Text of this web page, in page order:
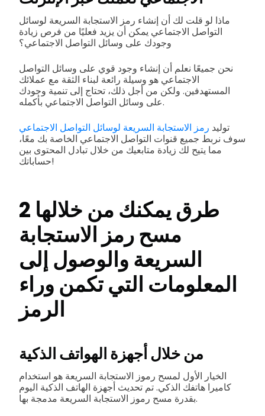
ماذا لو قلت لك أن إنشاء رمز الاستجابة السريعة لوسائل
التواصل الاجتماعي يمكن أن يزيد فعليًا من فرص زيادة
وجودك على وسائل التواصل الاجتماعي؟
نحن جميعًا نعلم أن إنشاء وجود قوي على وسائل التواصل
الاجتماعي هو وسيلة رائعة لبناء الثقة مع عملائك
المستهدفين. ولكن من أجل ذلك، تحتاج إلى تنمية وجودك
على وسائل التواصل الاجتماعي بأكمله.
توليد رمز الاستجابة السريعة لوسائل التواصل الاجتماعي
سوف نربط جميع قنوات التواصل الاجتماعي الخاصة بك معًا،
مما يتيح لك زيادة متابعيك من خلال تبادل المحتوى بين
حساباتك!
2 طرق يمكنك من خلالها
مسح رمز الاستجابة
السريعة والوصول إلى
المعلومات التي تكمن وراء
الرمز
من خلال أجهزة الهواتف الذكية
الخيار الأول لمسح رموز الاستجابة السريعة هو استخدام
كاميرا هاتفك الذكي. تم تحديث أجهزة الهاتف الذكية اليوم
بقدرة مسح رموز الاستجابة السريعة مدمجة بها.